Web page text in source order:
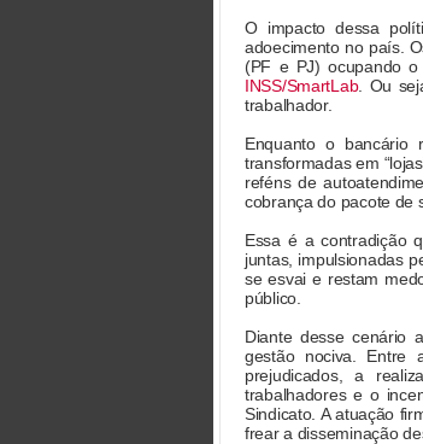
O impacto dessa
adoecimento no país.
(PF e PJ) ocupando
INSS/SmartLab. Ou
trabalhador.
Enquanto o bancário
transformadas em
reféns de
cobrança do pacote de
Essa é a contradição
juntas, impulsionadas
se esvai e restam
público.
Diante desse cenário
gestão nociva. Entre
prejudicados, a
trabalhadores e o
Sindicato. A atuação
frear a disseminação